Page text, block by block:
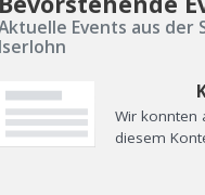
Events aus der
Iserlohn
Wir konnten
diesem